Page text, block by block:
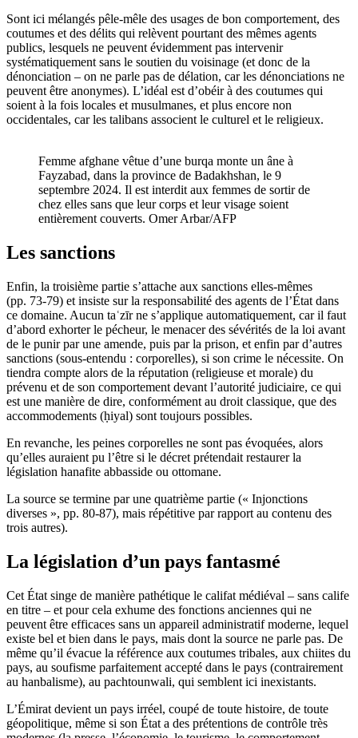
Sont ici mélangés pêle-mêle des usages de bon comportement, des
coutumes et des délits qui relèvent pourtant des mêmes agents
publics, lesquels ne peuvent évidemment pas intervenir
systématiquement sans le soutien du voisinage (et donc de la
dénonciation – on ne parle pas de délation, car les dénonciations ne
peuvent être anonymes). L’idéal est d’obéir à des coutumes qui
soient à la fois locales et musulmanes, et plus encore non
occidentales, car les talibans associent le culturel et le religieux.
Femme afghane vêtue d’une burqa monte un âne à
Fayzabad, dans la province de Badakhshan, le 9
septembre 2024. Il est interdit aux femmes de sortir de
chez elles sans que leur corps et leur visage soient
entièrement couverts. Omer Arbar/AFP
Les sanctions
Enfin, la troisième partie s’attache aux sanctions elles-mêmes
(pp. 73-79) et insiste sur la responsabilité des agents de l’État dans
ce domaine. Aucun taʿzīr ne s’applique automatiquement, car il faut
d’abord exhorter le pécheur, le menacer des sévérités de la loi avant
de le punir par une amende, puis par la prison, et enfin par d’autres
sanctions (sous-entendu : corporelles), si son crime le nécessite. On
tiendra compte alors de la réputation (religieuse et morale) du
prévenu et de son comportement devant l’autorité judiciaire, ce qui
est une manière de dire, conformément au droit classique, que des
accommodements (ḥiyal) sont toujours possibles.
En revanche, les peines corporelles ne sont pas évoquées, alors
qu’elles auraient pu l’être si le décret prétendait restaurer la
législation hanafite abbasside ou ottomane.
La source se termine par une quatrième partie (« Injonctions
diverses », pp. 80-87), mais répétitive par rapport au contenu des
trois autres).
La législation d’un pays fantasmé
Cet État singe de manière pathétique le califat médiéval – sans calife
en titre – et pour cela exhume des fonctions anciennes qui ne
peuvent être efficaces sans un appareil administratif moderne, lequel
existe bel et bien dans le pays, mais dont la source ne parle pas. De
même qu’il évacue la référence aux coutumes tribales, aux chiites du
pays, au soufisme parfaitement accepté dans le pays (contrairement
au hanbalisme), au pachtounwali, qui semblent ici inexistants.
L’Émirat devient un pays irréel, coupé de toute histoire, de toute
géopolitique, même si son État a des prétentions de contrôle très